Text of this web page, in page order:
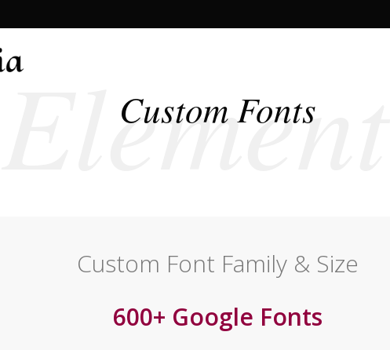
Elements
Custom Fonts
Custom Font Family & Size
600+ Google Fonts